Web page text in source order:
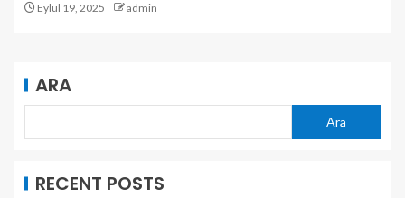
Eylül 19, 2025 admin
ARA
Ara
RECENT POSTS